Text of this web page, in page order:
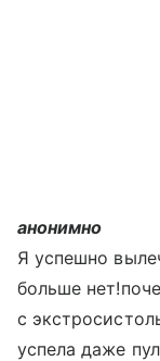
анонимно
Я успешно
больше
с
успела даже